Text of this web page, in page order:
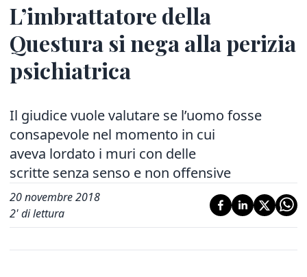
L’imbrattatore della
Questura si nega alla perizia
psichiatrica
Il giudice vuole valutare se l’uomo fosse
consapevole nel momento in cui
aveva lordato i muri con delle
scritte senza senso e non offensive
20 novembre 2018
2' di lettura